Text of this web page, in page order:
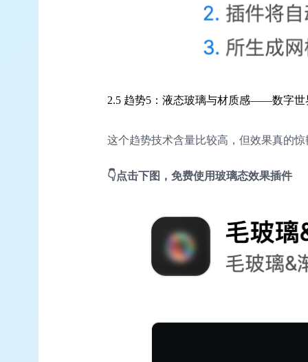
2.5 趋势5：液态玻璃与材质感——数字世
这个趋势技术含量比较高，但效果真的惊
👇点击下图，免费使用玻璃态效果插件